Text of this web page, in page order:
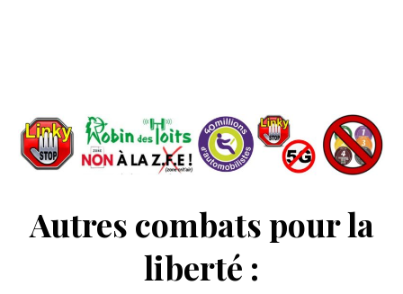
Autres combats pour la
liberté :